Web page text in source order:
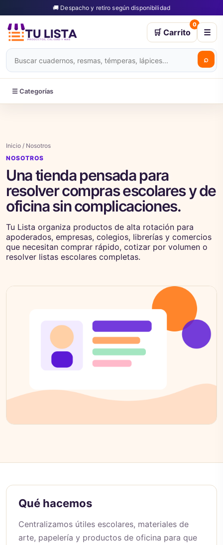
🚚 Despacho y retiro según disponibilidad
⌕
🛒 Carrito
0
☰
☰ Categorías
Inicio / Nosotros
NOSOTROS
Una tienda pensada para
resolver compras escolares y de
oficina sin complicaciones.
Tu Lista organiza productos de alta rotación para
apoderados, empresas, colegios, librerías y comercios
que necesitan comprar rápido, cotizar por volumen o
resolver listas escolares completas.
Qué hacemos
Centralizamos útiles escolares, materiales de
arte, papelería y productos de oficina para que